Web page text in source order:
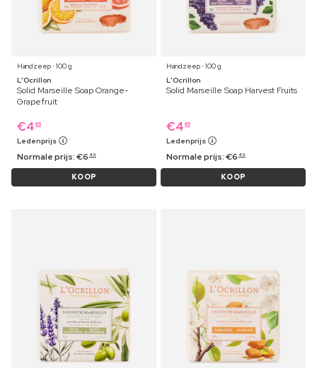
Handzeep ⋅ 100 g
L'Ocrillon
Solid Marseille Soap Orange-
Grapefruit
€4 69
Ledenprijs
Normale prijs:€6 49
KOOP
Handzeep ⋅ 100 g
L'Ocrillon
Solid Marseille Soap Harvest Fruits
€4 69
Ledenprijs
Normale prijs:€6 49
KOOP